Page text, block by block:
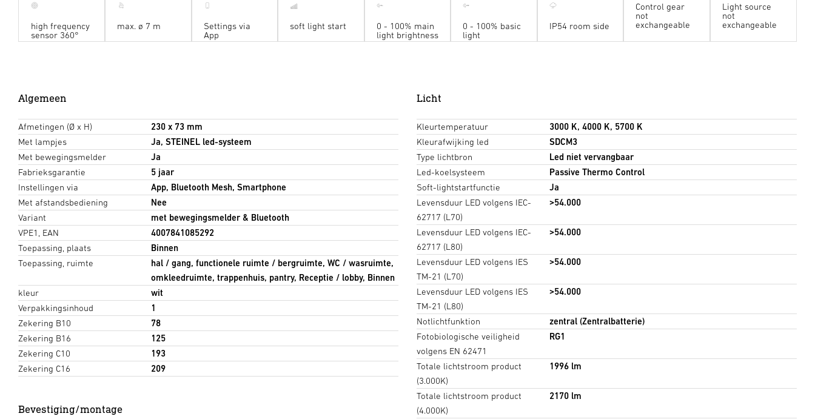
high frequency
sensor 360°
max. ø 7 m
Settings via
App
soft light start
0 - 100% main
light brightness
0 - 100% basic
light
IP54 room side
Control gear
not
exchangeable
Light source
not
exchangeable
Algemeen
Afmetingen (Ø x H)
230 x 73 mm
Met lampjes
Ja, STEINEL led-systeem
Met bewegingsmelder
Ja
Fabrieksgarantie
5 jaar
Instellingen via
App, Bluetooth Mesh, Smartphone
Met afstandsbediening
Nee
Variant
met bewegingsmelder & Bluetooth
VPE1, EAN
4007841085292
Toepassing, plaats
Binnen
Toepassing, ruimte
hal / gang, functionele ruimte / bergruimte, WC / wasruimte,
omkleedruimte, trappenhuis, pantry, Receptie / lobby, Binnen
kleur
wit
Verpakkingsinhoud
1
Zekering B10
78
Zekering B16
125
Zekering C10
193
Zekering C16
209
Bevestiging/montage
Licht
Kleurtemperatuur
3000 K, 4000 K, 5700 K
Kleurafwijking led
SDCM3
Type lichtbron
Led niet vervangbaar
Led-koelsysteem
Passive Thermo Control
Soft-lightstartfunctie
Ja
Levensduur LED volgens IEC-
62717 (L70)
>54.000
Levensduur LED volgens IEC-
62717 (L80)
>54.000
Levensduur LED volgens IES
TM-21 (L70)
>54.000
Levensduur LED volgens IES
TM-21 (L80)
>54.000
Notlichtfunktion
zentral (Zentralbatterie)
Fotobiologische veiligheid
volgens EN 62471
RG1
Totale lichtstroom product
(3.000K)
1996 lm
Totale lichtstroom product
(4.000K)
2170 lm